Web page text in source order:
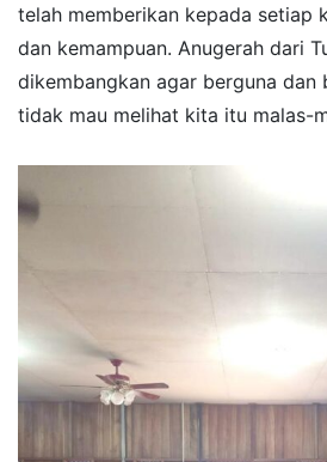
telah memberikan kepada setiap
dan kemampuan. Anugerah dari
dikembangkan agar berguna dan
tidak mau melihat kita itu malas-